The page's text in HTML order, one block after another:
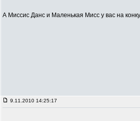
А Миссис Данс и Маленькая Мисс у вас на
9.11.2010 14:25:17